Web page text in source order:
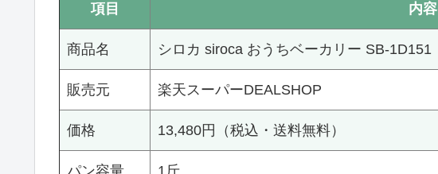
項目 内容
商品名 シロカ siroca おうちベーカリー SB-1D151
販売元 楽天スーパーDEALSHOP
価格 13,480円（税込・送料無料）